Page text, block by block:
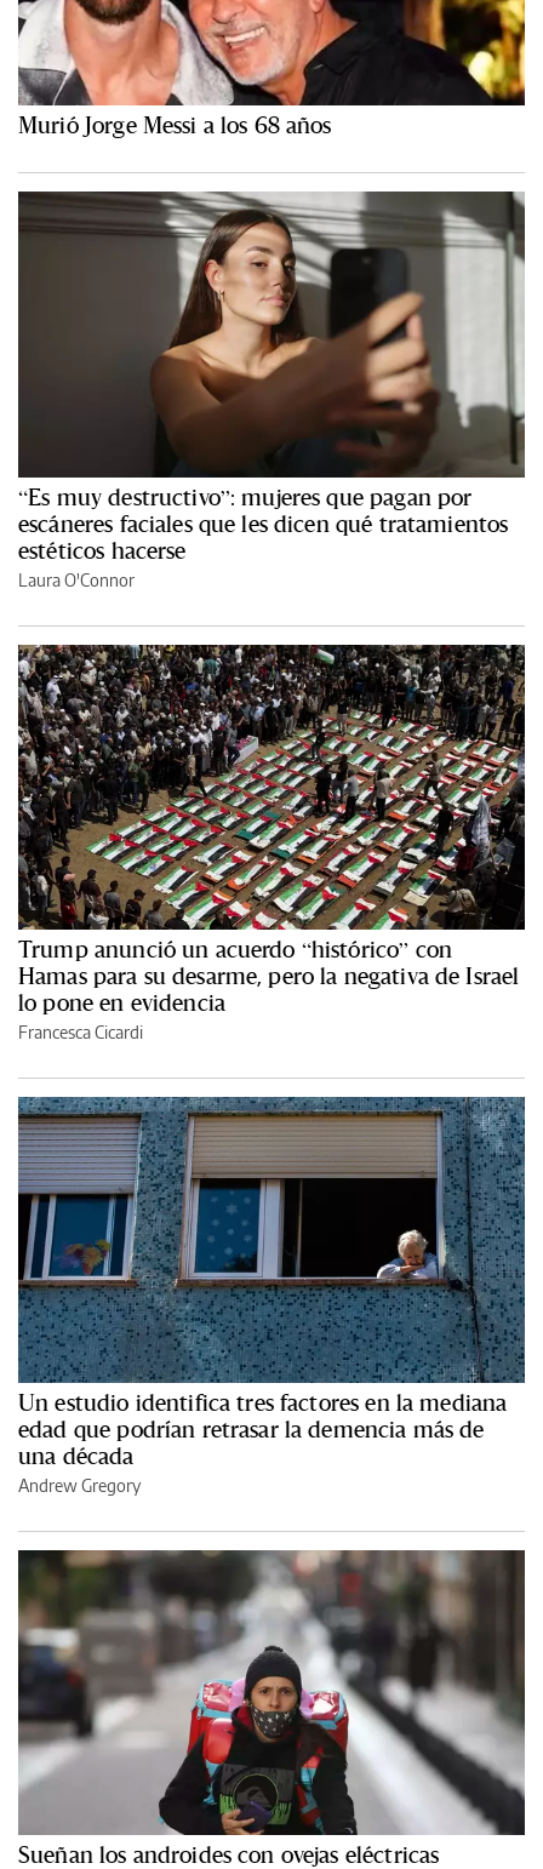
Murió Jorge Messi a los 68 años
“Es muy destructivo”: mujeres que pagan por
escáneres faciales que les dicen qué tratamientos
estéticos hacerse
Laura O'Connor
Trump anunció un acuerdo “histórico” con
Hamas para su desarme, pero la negativa de Israel
lo pone en evidencia
Francesca Cicardi
Un estudio identifica tres factores en la mediana
edad que podrían retrasar la demencia más de
una década
Andrew Gregory
Sueñan los androides con ovejas eléctricas